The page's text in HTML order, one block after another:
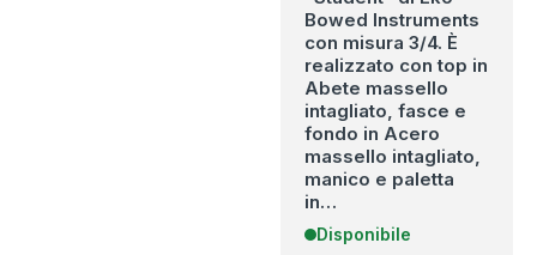
Bowed Instruments
con misura 3/4. È
realizzato con top in
Abete massello
intagliato, fasce e
fondo in Acero
massello intagliato,
manico e paletta
in…
Disponibile